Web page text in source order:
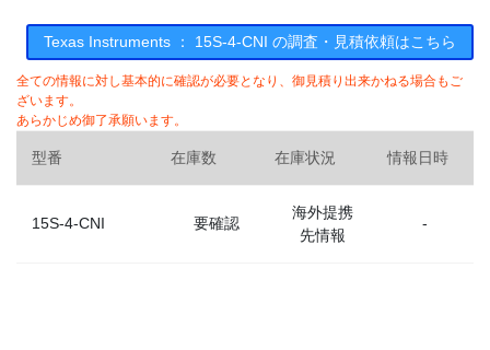
Texas Instruments ： 15S-4-CNI の調査・見積依頼はこちら
全ての情報に対し基本的に確認が必要となり、御見積り出来かねる場合もご
ざいます。
あらかじめ御了承願います。
型番 在庫数 在庫状況 情報日時
15S-4-CNI 要確認
海外提携
先情報
-